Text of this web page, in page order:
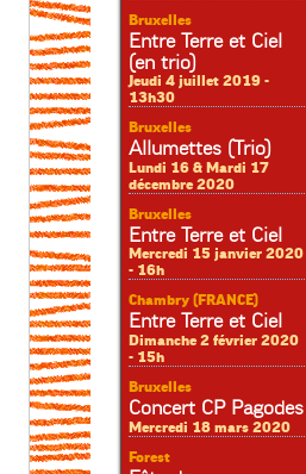
Bruxelles
Entre Terre et Ciel
(en trio)
Jeudi 4 juillet 2019 -
13h30
Bruxelles
Allumettes (Trio)
Lundi 16 & Mardi 17
décembre 2020
Bruxelles
Entre Terre et Ciel
Mercredi 15 janvier 2020
- 16h
Chambry (FRANCE)
Entre Terre et Ciel
Dimanche 2 février 2020
- 15h
Bruxelles
Concert CP Pagodes
Mercredi 18 mars 2020
Forest